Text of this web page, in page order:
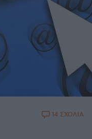
14 ΣΧΟΛΙΑ